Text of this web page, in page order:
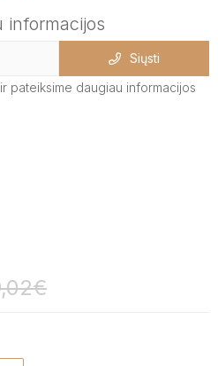
informacijos
Siųsti
pateiksime daugiau informacijos